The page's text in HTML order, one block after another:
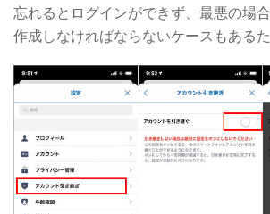
忘れるとログインができず、最悪の場
作成しなければならないケースもあるた